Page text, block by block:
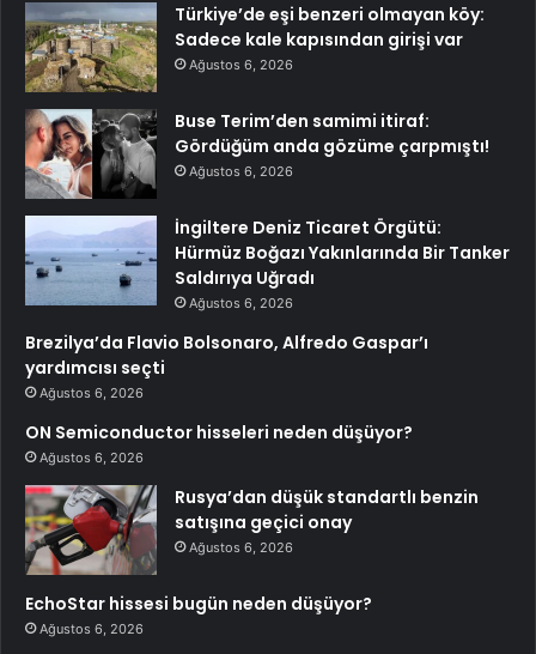
Türkiye’de eşi benzeri olmayan köy:
Sadece kale kapısından girişi var
Ağustos 6, 2026
Buse Terim’den samimi itiraf:
Gördüğüm anda gözüme çarpmıştı!
Ağustos 6, 2026
İngiltere Deniz Ticaret Örgütü:
Hürmüz Boğazı Yakınlarında Bir Tanker
Saldırıya Uğradı
Ağustos 6, 2026
Brezilya’da Flavio Bolsonaro, Alfredo Gaspar’ı
yardımcısı seçti
Ağustos 6, 2026
ON Semiconductor hisseleri neden düşüyor?
Ağustos 6, 2026
Rusya’dan düşük standartlı benzin
satışına geçici onay
Ağustos 6, 2026
EchoStar hissesi bugün neden düşüyor?
Ağustos 6, 2026